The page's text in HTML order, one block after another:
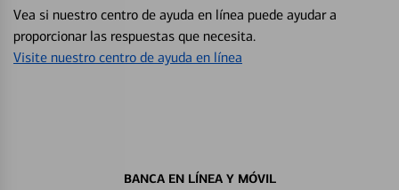
Vea si nuestro centro de ayuda en línea puede ayudar a
proporcionar las respuestas que necesita.
Visite nuestro centro de ayuda en línea
BANCA EN LÍNEA Y MÓVIL